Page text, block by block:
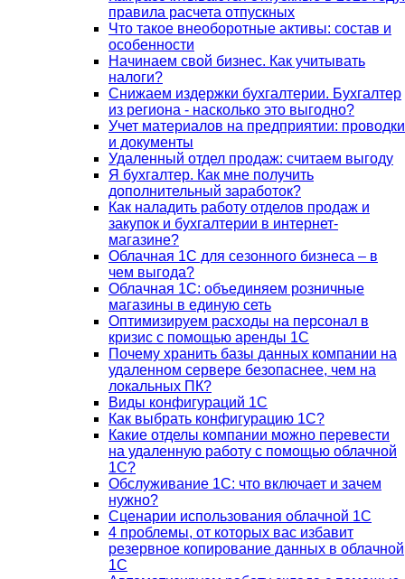
правила расчета отпускных
Что такое внеоборотные активы: состав и
особенности
Начинаем свой бизнес. Как учитывать
налоги?
Снижаем издержки бухгалтерии. Бухгалтер
из региона - насколько это выгодно?
Учет материалов на предприятии: проводки
и документы
Удаленный отдел продаж: считаем выгоду
Я бухгалтер. Как мне получить
дополнительный заработок?
Как наладить работу отделов продаж и
закупок и бухгалтерии в интернет-
магазине?
Облачная 1С для сезонного бизнеса – в
чем выгода?
Облачная 1С: объединяем розничные
магазины в единую сеть
Оптимизируем расходы на персонал в
кризис с помощью аренды 1С
Почему хранить базы данных компании на
удаленном сервере безопаснее, чем на
локальных ПК?
Виды конфигураций 1С
Как выбрать конфигурацию 1С?
Какие отделы компании можно перевести
на удаленную работу с помощью облачной
1С?
Обслуживание 1С: что включает и зачем
нужно?
Сценарии использования облачной 1С
4 проблемы, от которых вас избавит
резервное копирование данных в облачной
1С